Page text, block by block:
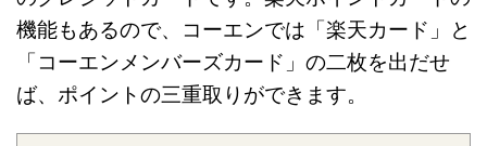
機能もあるので、コーエンでは「楽天カード」と
「コーエンメンバーズカード」の二枚を出だせ
ば、ポイントの三重取りができます。